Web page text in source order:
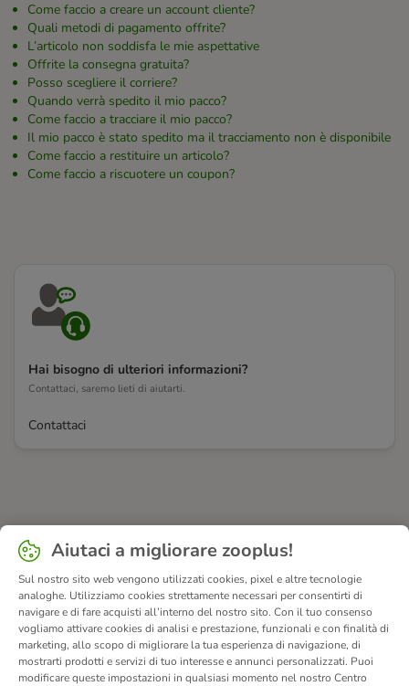
Come faccio a creare un account cliente?
Quali metodi di pagamento offrite?
L’articolo non soddisfa le mie aspettative
Offrite la consegna gratuita?
Posso scegliere il corriere?
Quando verrà spedito il mio pacco?
Come faccio a tracciare il mio pacco?
Il mio pacco è stato spedito ma il tracciamento non è disponibile
Come faccio a restituire un articolo?
Come faccio a riscuotere un coupon?
Hai bisogno di ulteriori informazioni?
Contattaci, saremo lieti di aiutarti.
Contattaci
Aiutaci a migliorare zooplus!
Sul nostro sito web vengono utilizzati cookies, pixel e altre tecnologie
analoghe. Utilizziamo cookies strettamente necessari per consentirti di
navigare e di fare acquisti all’interno del nostro sito. Con il tuo consenso
vogliamo attivare cookies di analisi e prestazione, funzionali e con finalità di
marketing, allo scopo di migliorare la tua esperienza di navigazione, di
mostrarti prodotti e servizi di tuo interesse e annunci personalizzati. Puoi
modificare queste impostazioni in qualsiasi momento nel nostro Centro